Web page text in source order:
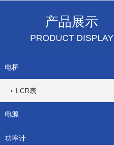
产品展示
PRODUCT DISPLAY
电桥
LCR表
电源
功率计